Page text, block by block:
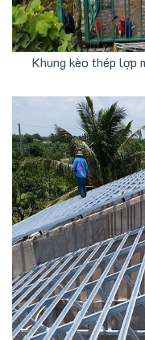
Khung kèo thép lợp